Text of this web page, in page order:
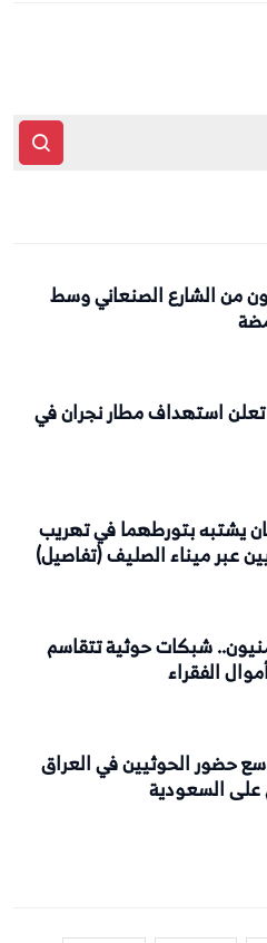
من الشارع الصنعاني وسط
تعلن استهداف مطار نجران في
يشتبه بتورطهما في تهريب
عبر ميناء الصليف (تفاصيل)
شبكات حوثية تتقاسم
الفقراء
حضور الحوثيين في العراق
على السعودية